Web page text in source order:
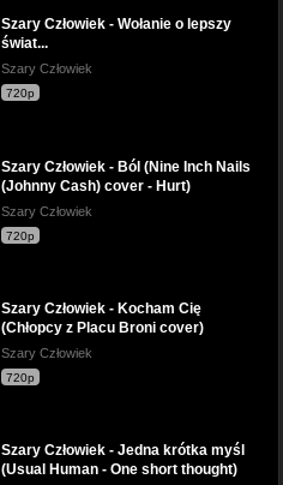
Szary Człowiek - Wołanie o lepszy
świat...
Szary Człowiek
720p
Szary Człowiek - Ból (Nine Inch Nails
(Johnny Cash) cover - Hurt)
Szary Człowiek
720p
Szary Człowiek - Kocham Cię
(Chłopcy z Placu Broni cover)
Szary Człowiek
720p
Szary Człowiek - Jedna krótka myśl
(Usual Human - One short thought)